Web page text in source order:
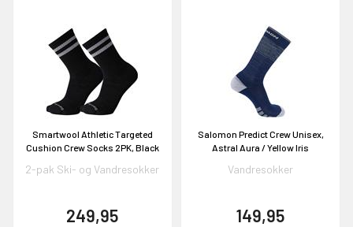
Smartwool Athletic Targeted
Cushion Crew Socks 2PK, Black
2-pak Ski- og Vandresokker
249,95
Salomon Predict Crew Unisex,
Astral Aura / Yellow Iris
Vandresokker
149,95
DELTAG!
NEJ TAK!